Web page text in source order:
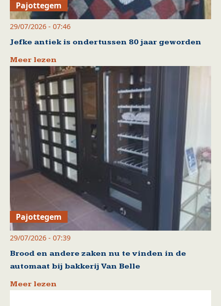
Pajottegem
29/07/2026 - 07:46
Jefke antiek is ondertussen 80 jaar geworden
Meer lezen
Pajottegem
29/07/2026 - 07:39
Brood en andere zaken nu te vinden in de
automaat bij bakkerij Van Belle
Meer lezen